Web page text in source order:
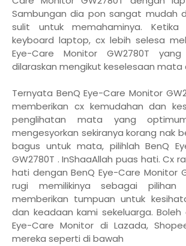
Sambungan dia pon sangat mudah
sulit untuk memahaminya.
keyboard laptop, cx lebih selesa
Eye-Care Monitor GW2780T
dilaraskan mengikut keselesaan mata
Ternyata BenQ Eye-Care Monitor
memberikan cx kemudahan dan
penglihatan mata yang
mengesyorkan sekiranya korang nak
bagus untuk mata, pilihlah BenQ
GW2780T . InShaaAllah puas hati. Cx
hati dengan BenQ Eye-Care Monitor
rugi memilikinya sebagai
memberikan tumpuan untuk
dan keadaan kami sekeluarga. Boleh
Eye-Care Monitor di Lazada,
mereka seperti di bawah